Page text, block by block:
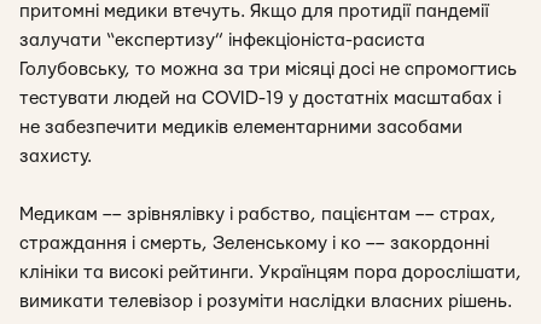
притомні медики втечуть. Якщо для протидії пандемії
залучати “експертизу” інфекціоніста-расиста
Голубовську, то можна за три місяці досі не спромогтись
тестувати людей на COVID-19 у достатніх масштабах і
не забезпечити медиків елементарними засобами
захисту.
Медикам –– зрівнялівку і рабство, пацієнтам –– страх,
страждання і смерть, Зеленському і ко –– закордонні
клініки та високі рейтинги. Українцям пора дорослішати,
вимикати телевізор і розуміти наслідки власних рішень.